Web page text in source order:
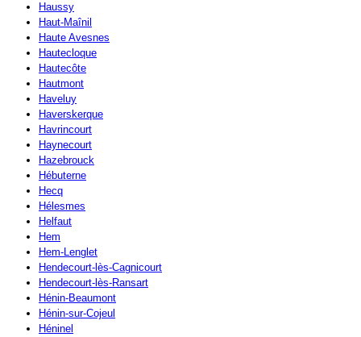
Haussy
Haut-Maînil
Haute Avesnes
Hautecloque
Hautecôte
Hautmont
Haveluy
Haverskerque
Havrincourt
Haynecourt
Hazebrouck
Hébuterne
Hecq
Hélesmes
Helfaut
Hem
Hem-Lenglet
Hendecourt-lès-Cagnicourt
Hendecourt-lès-Ransart
Hénin-Beaumont
Hénin-sur-Cojeul
Héninel